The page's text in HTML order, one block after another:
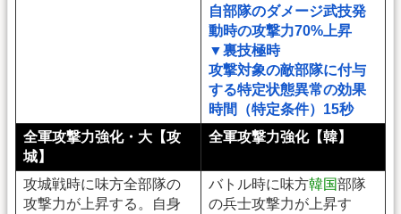
自部隊のダメージ武技発
動時の攻撃力70%上昇
▼裏技極時
攻撃対象の敵部隊に付与
する特定状態異常の効果
時間（特定条件）15秒
全軍攻撃力強化・大【攻
城】
全軍攻撃力強化【韓】
攻城戦時に味方全部隊の
攻撃力が上昇する。自身
バトル時に味方韓国部隊
の兵士攻撃力が上昇す